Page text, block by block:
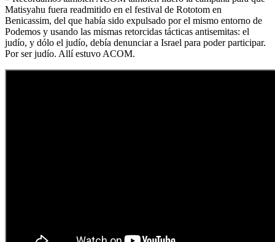
Matisyahu fuera readmitido en el festival de Rototom en
Benicassim, del que había sido expulsado por el mismo entorno de
Podemos y usando las mismas retorcidas tácticas antisemitas: el
judío, y dólo el judío, debía denunciar a Israel para poder participar.
Por ser judío. Allí estuvo ACOM.